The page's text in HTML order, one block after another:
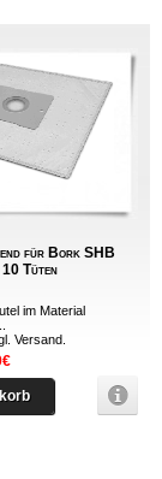
für Bork SHB
10 Tüten
im Material
Versand